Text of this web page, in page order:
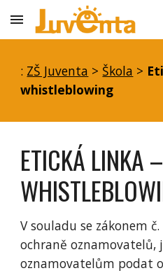
Skip to main content
: ZŠ Juventa > Škola >
whistleblowing
ETICKÁ LINKA –
V souladu se zákonem
ochraně oznamovatelů,
oznamovatelům podat